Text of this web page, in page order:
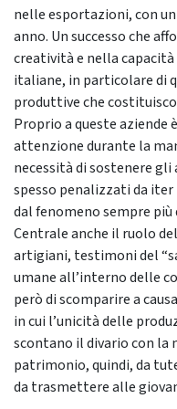
nelle esportazioni, con
anno. Un successo che
creatività e nella
italiane, in particolare di
produttive che
Proprio a queste
attenzione durante la
necessità di sostenere
spesso penalizzati da
dal fenomeno sempre
Centrale anche il ruolo
artigiani, testimoni del
umane all’interno delle
però di scomparire a
in cui l’unicità delle
scontano il divario con la
patrimonio, quindi, da
da trasmettere alle